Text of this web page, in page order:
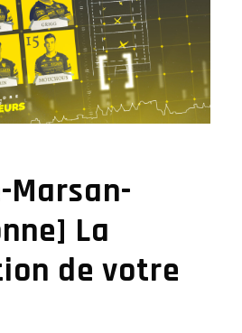
Marsan-
La
de votre